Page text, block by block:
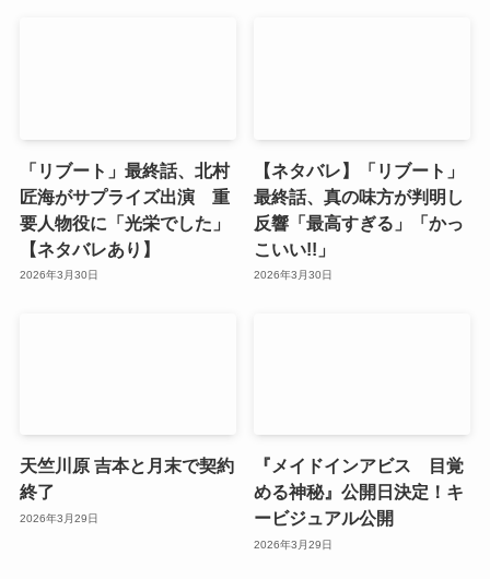
「リブート」最終話、北村
匠海がサプライズ出演 重
要人物役に「光栄でした」
【ネタバレあり】
2026年3月30日
【ネタバレ】「リブート」
最終話、真の味方が判明し
反響「最高すぎる」「かっ
こいい!!」
2026年3月30日
天竺川原 吉本と月末で契約
終了
2026年3月29日
『メイドインアビス 目覚
める神秘』公開日決定！キ
ービジュアル公開
2026年3月29日